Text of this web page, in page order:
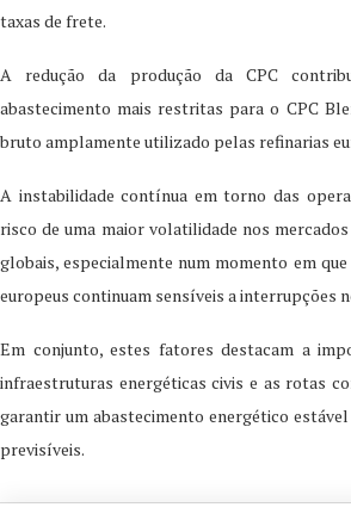
taxas de frete.
A redução da produção da CPC
abastecimento mais restritas para o CPC
bruto amplamente utilizado pelas refinarias
A instabilidade contínua em torno das
risco de uma maior volatilidade nos
globais, especialmente num momento em
europeus continuam sensíveis a interrupções
Em conjunto, estes fatores destacam a
infraestruturas energéticas civis e as rotas
garantir um abastecimento energético
previsíveis.